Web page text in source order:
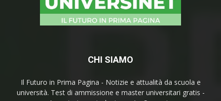
CHI SIAMO
Il Futuro in Prima Pagina - Notizie e attualità da scuola e
università. Test di ammissione e master universitari gratis -